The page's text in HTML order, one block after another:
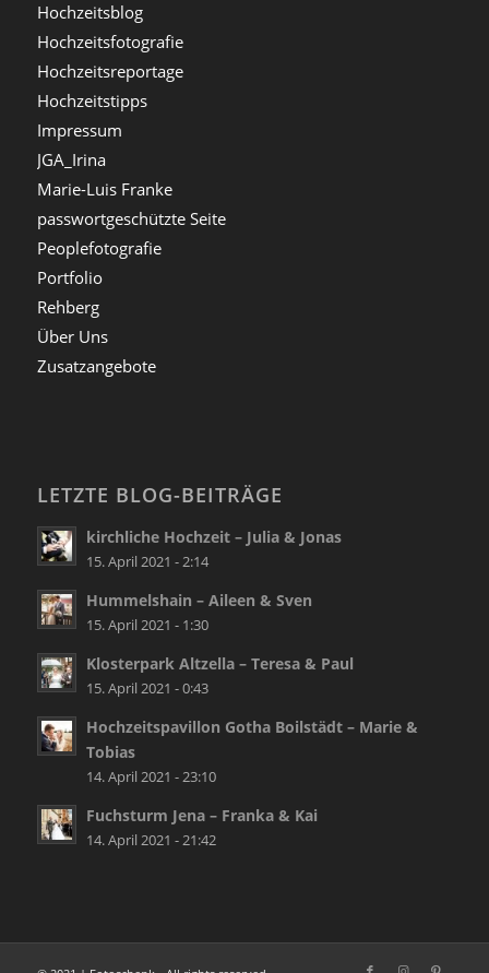
Hochzeitsblog
Hochzeitsfotografie
Hochzeitsreportage
Hochzeitstipps
Impressum
JGA_Irina
Marie-Luis Franke
passwortgeschützte Seite
Peoplefotografie
Portfolio
Rehberg
Über Uns
Zusatzangebote
LETZTE BLOG-BEITRÄGE
kirchliche Hochzeit – Julia & Jonas
15. April 2021 - 2:14
Hummelshain – Aileen & Sven
15. April 2021 - 1:30
Klosterpark Altzella – Teresa & Paul
15. April 2021 - 0:43
Hochzeitspavillon Gotha Boilstädt – Marie &
Tobias
14. April 2021 - 23:10
Fuchsturm Jena – Franka & Kai
14. April 2021 - 21:42